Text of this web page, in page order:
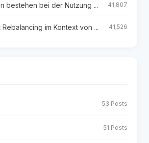
bestehen bei der Nutzung ... 41,807
im Kontext von ... 41,526
53 Posts
51 Posts